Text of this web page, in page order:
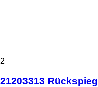
2
21203313